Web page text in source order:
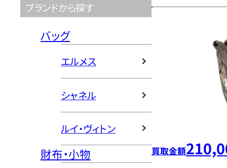
ブランドから探す
バッグ
エルメス
シャネル
ルイ・ヴィトン
財布・小物 買取金額